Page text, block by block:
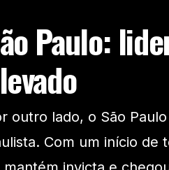
Paulo:
outro lado, o São
Com um início